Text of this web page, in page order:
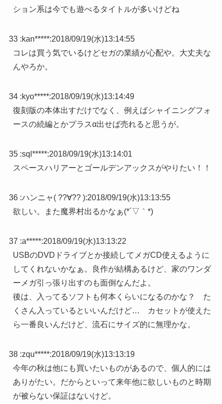
ション系は今でも遊べるタイトルが多いけどね
33 :kan*****:2018/09/19(水)13:14:55
コレは買う気でいるけどセガの業績が心配や。大丈夫な
んやろか。
34 :kyo*****:2018/09/19(水)13:14:49
復刻版の本体出すだけでなく、例えばシャイニングフォ
ースの続編とかプラスα出せば売れると思うが。
35 :sql*****:2018/09/19(水)13:14:01
スペースハリアーとゴールデンアックスがやりたい！！
36 :ハンニャ( ??∀?? ):2018/09/19(水)13:13:55
欲しい。また魔界村出るかなぁ(*´▽｀*)
37 :a*****:2018/09/19(水)13:13:22
USBのDVDドライブとか接続してメガCD使えるように
してくれないかなぁ。良作が結構あるけど、家のワンダ
ーメガ引っ張り出すのも面倒なんだよ。
後は、入ってるソフトも何本くらいになるのかな？ た
くさん入っているといいんだけど… カセットが使えた
ら一番良いんだけど、流石にサイズ的に無理かな。
38 :zqu*****:2018/09/19(水)13:13:19
今年の秋は他にも買いたいものがあるので、個人的には
ありがたい。だからといって来年他に欲しいものと時期
が被らない保証はないけど。